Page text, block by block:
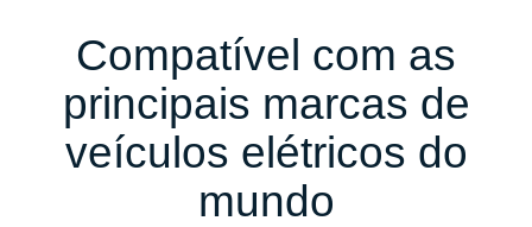
Compatível com as
principais marcas de
veículos elétricos do
mundo